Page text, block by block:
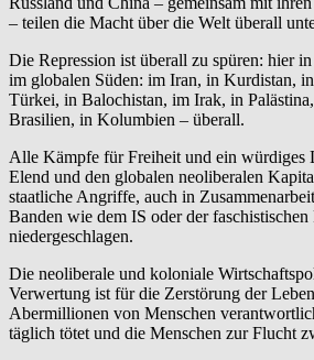
– teilen die Macht über die Welt überall
Die Repression ist überall zu spüren: hier
im globalen Süden: im Iran, in Kurdistan,
Türkei, in Balochistan, im Irak, in
Brasilien, in Kolumbien – überall.
Alle Kämpfe für Freiheit und ein würdiges
Elend und den globalen neoliberalen
staatliche Angriffe, auch in
Banden wie dem IS oder der
niedergeschlagen.
Die neoliberale und koloniale
Verwertung ist für die Zerstörung der
Abermillionen von Menschen
täglich tötet und die Menschen zur Flucht